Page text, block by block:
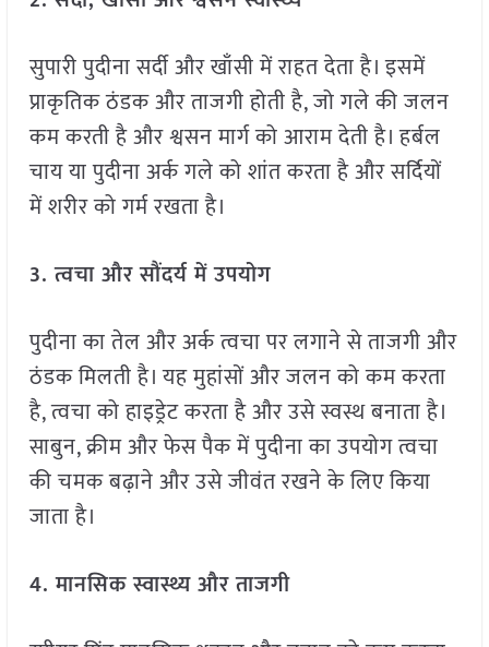
सुपारी पुदीना सर्दी और खाँसी में राहत देता है। इसमें
प्राकृतिक ठंडक और ताजगी होती है, जो गले की जलन
कम करती है और श्वसन मार्ग को आराम देती है। हर्बल
चाय या पुदीना अर्क गले को शांत करता है और सर्दियों
में शरीर को गर्म रखता है।
3.त्वचा और सौंदर्य में उपयोग
पुदीना का तेल और अर्क त्वचा पर लगाने से ताजगी और
ठंडक मिलती है। यह मुहांसों और जलन को कम करता
है, त्वचा को हाइड्रेट करता है और उसे स्वस्थ बनाता है।
साबुन, क्रीम और फेस पैक में पुदीना का उपयोग त्वचा
की चमक बढ़ाने और उसे जीवंत रखने के लिए किया
जाता है।
4.मानसिक स्वास्थ्य और ताजगी